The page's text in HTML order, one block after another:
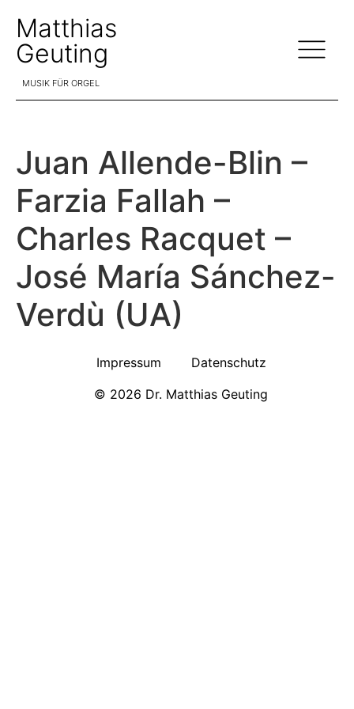
Matthias
Geuting
MUSIK FÜR ORGEL
Juan Allende-Blin –
Farzia Fallah –
Charles Racquet –
José María Sánchez-
Verdù (UA)
Impressum
Datenschutz
© 2026 Dr. Matthias Geuting